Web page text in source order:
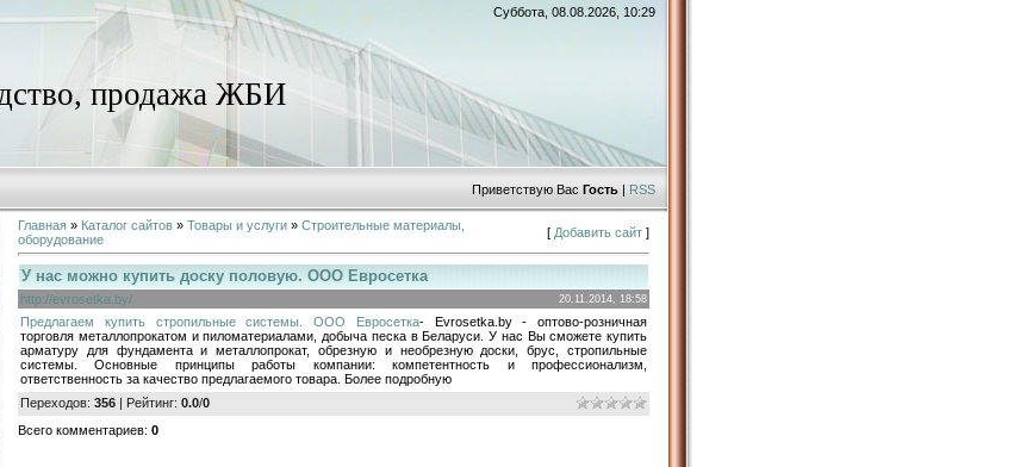
Суббота, 08.08.2026, 10:29
продажа ЖБИ
Приветствую Вас Гость | RSS
Главная » Каталог сайтов » Товары и услуги » Строительные материалы,
оборудование
[ Добавить сайт ]
У нас можно купить доску половую. ООО Евросетка
http://evrosetka.by/ 20.11.2014, 18:58
Предлагаем купить стропильные системы. ООО Евросетка- Evrosetka.by - оптово-розничная
торговля металлопрокатом и пиломатериалами, добыча песка в Беларуси. У нас Вы сможете купить
арматуру для фундамента и металлопрокат, обрезную и необрезную доски, брус, стропильные
системы. Основные принципы работы компании: компетентность и профессионализм,
ответственность за качество предлагаемого товара. Более подробную
Переходов: 356 | Рейтинг: 0.0/0
Всего комментариев: 0